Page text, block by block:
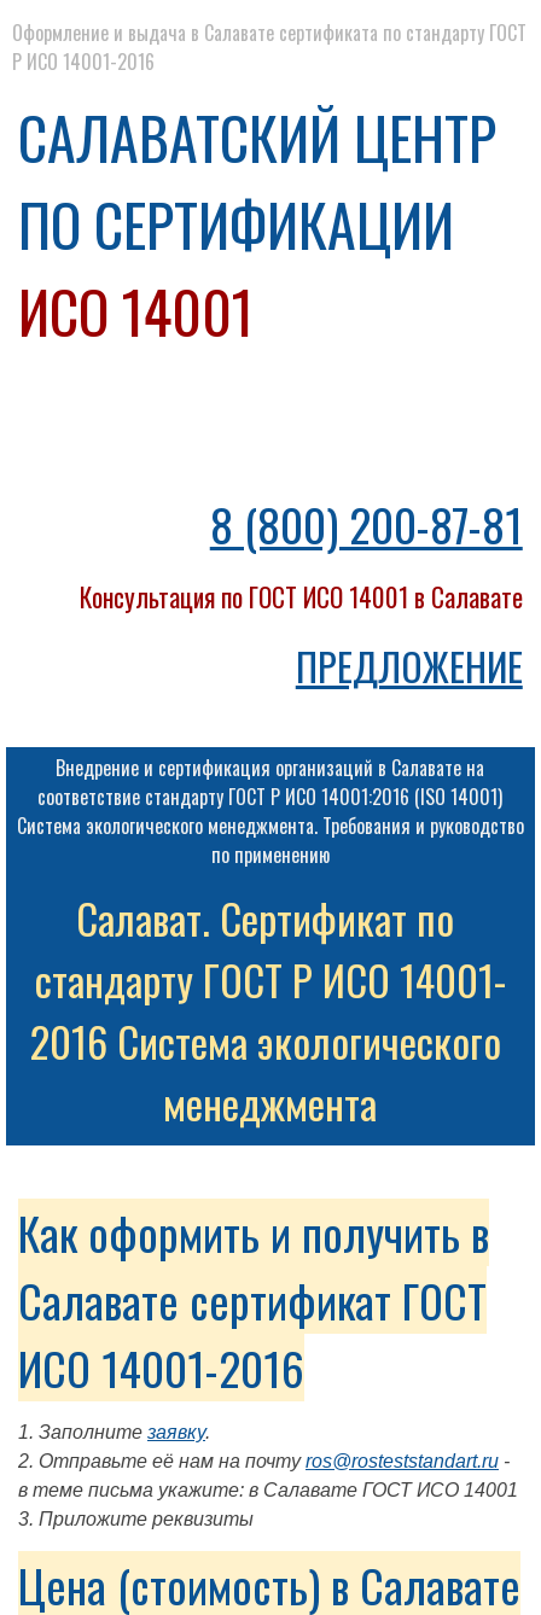
Оформление и выдача в Салавате сертификата по стандарту ГОСТ
Р ИСО 14001-2016
САЛАВАТСКИЙ ЦЕНТР
ПО СЕРТИФИКАЦИИ
ИСО 14001
8 (800) 200-87-81
Консультация по ГОСТ ИСО 14001 в Салавате
ПРЕДЛОЖЕНИЕ
Внедрение и сертификация организаций в Салавате на
соответствие стандарту ГОСТ Р ИСО 14001:2016 (ISO 14001)
Система экологического менеджмента. Требования и руководство
по применению
Салават. Сертификат по
стандарту ГОСТ Р ИСО 14001-
2016 Система экологического
менеджмента
Как оформить и получить в
Салавате сертификат ГОСТ
ИСО 14001-2016
1. Заполните заявку.
2. Отправьте её нам на почтуros@rosteststandart.ru -
в теме письма укажите: в Салавате ГОСТ ИСО 14001
3. Приложите реквизиты
Цена (стоимость) в Салавате